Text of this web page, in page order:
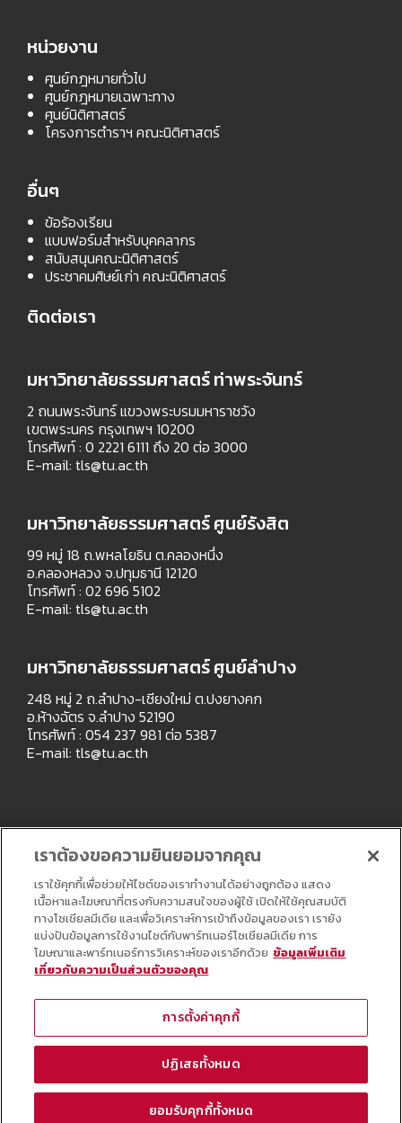
หน่วยงาน
ศูนย์กฎหมายทั่วไป
ศูนย์กฎหมายเฉพาะทาง
ศูนย์นิติศาสตร์
โครงการตำราฯ คณะนิติศาสตร์
อื่นๆ
ข้อร้องเรียน
แบบฟอร์มสำหรับบุคคลากร
สนับสนุนคณะนิติศาสตร์
ประชาคมศิษย์เก่า คณะนิติศาสตร์
ติดต่อเรา
มหาวิทยาลัยธรรมศาสตร์ ท่าพระจันทร์
2 ถนนพระจันทร์ แขวงพระบรมมหาราชวัง
เขตพระนคร กรุงเทพฯ 10200
โทรศัพท์ : 0 2221 6111 ถึง 20 ต่อ 3000
E-mail: tls@tu.ac.th
มหาวิทยาลัยธรรมศาสตร์ ศูนย์รังสิต
99 หมู่ 18 ถ.พหลโยธิน ต.คลองหนึ่ง
อ.คลองหลวง จ.ปทุมธานี 12120
โทรศัพท์ : 02 696 5102
E-mail: tls@tu.ac.th
มหาวิทยาลัยธรรมศาสตร์ ศูนย์ลำปาง
248 หมู่ 2 ถ.ลำปาง-เชียงใหม่ ต.ปงยางคก
อ.ห้างฉัตร จ.ลำปาง 52190
โทรศัพท์ : 054 237 981 ต่อ 5387
E-mail: tls@tu.ac.th
Copyright © All Right Reserved
เราต้องขอความยินยอมจากคุณ
เราใช้คุกกี้เพื่อช่วยให้ไซต์ของเราทำงานได้อย่างถูกต้อง แสดง
เนื้อหาและโฆษณาที่ตรงกับความสนใจของผู้ใช้ เปิดให้ใช้คุณสมบัติ
ทางโซเชียลมีเดีย และเพื่อวิเคราะห์การเข้าถึงข้อมูลของเรา เรายัง
แบ่งปันข้อมูลการใช้งานไซต์กับพาร์ทเนอร์โซเชียลมีเดีย การ
โฆษณาและพาร์ทเนอร์การวิเคราะห์ของเราอีกด้วย ข้อมูลเพิ่มเติม
เกี่ยวกับความเป็นส่วนตัวของคุณ
การตั้งค่าคุกกี้
ปฏิเสธทั้งหมด
ยอมรับคุกกี้ทั้งหมด